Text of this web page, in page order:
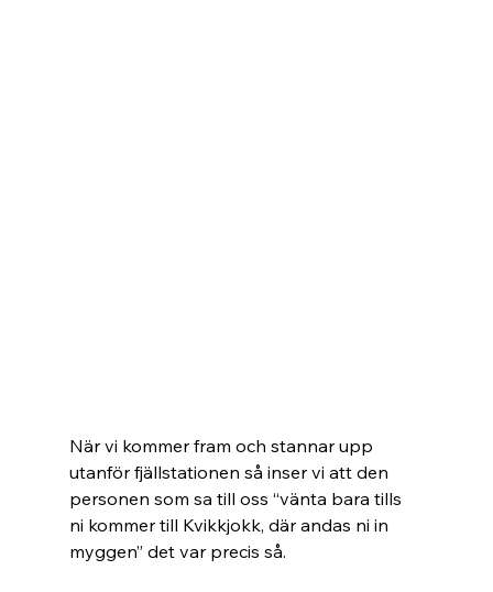
När vi kommer fram och stannar upp
utanför fjällstationen så inser vi att den
personen som sa till oss “vänta bara tills
ni kommer till Kvikkjokk, där andas ni in
myggen” det var precis så.